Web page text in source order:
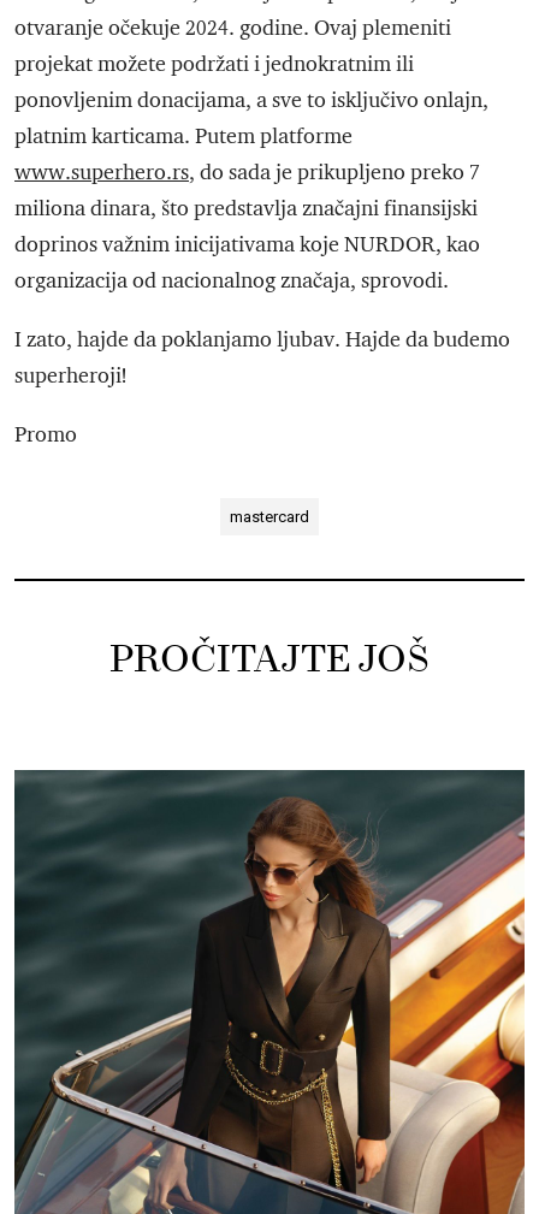
otvaranje očekuje 2024. godine. Ovaj plemeniti
projekat možete podržati i jednokratnim ili
ponovljenim donacijama, a sve to isključivo onlajn,
platnim karticama. Putem platforme
www.superhero.rs, do sada je prikupljeno preko 7
miliona dinara, što predstavlja značajni finansijski
doprinos važnim inicijativama koje NURDOR, kao
organizacija od nacionalnog značaja, sprovodi.
I zato, hajde da poklanjamo ljubav. Hajde da budemo
superheroji!
Promo
mastercard
PROČITAJTE JOŠ